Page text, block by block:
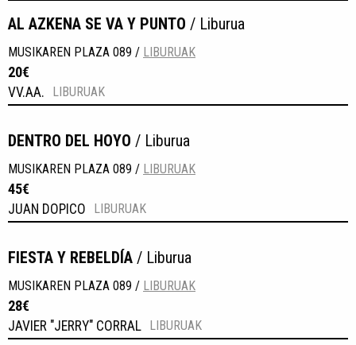
AL AZKENA SE VA Y PUNTO / Liburua
MUSIKAREN PLAZA 089 / LIBURUAK
20€
VV.AA. LIBURUAK
DENTRO DEL HOYO / Liburua
MUSIKAREN PLAZA 089 / LIBURUAK
45€
JUAN DOPICO LIBURUAK
FIESTA Y REBELDÍA / Liburua
MUSIKAREN PLAZA 089 / LIBURUAK
28€
JAVIER "JERRY" CORRAL LIBURUAK